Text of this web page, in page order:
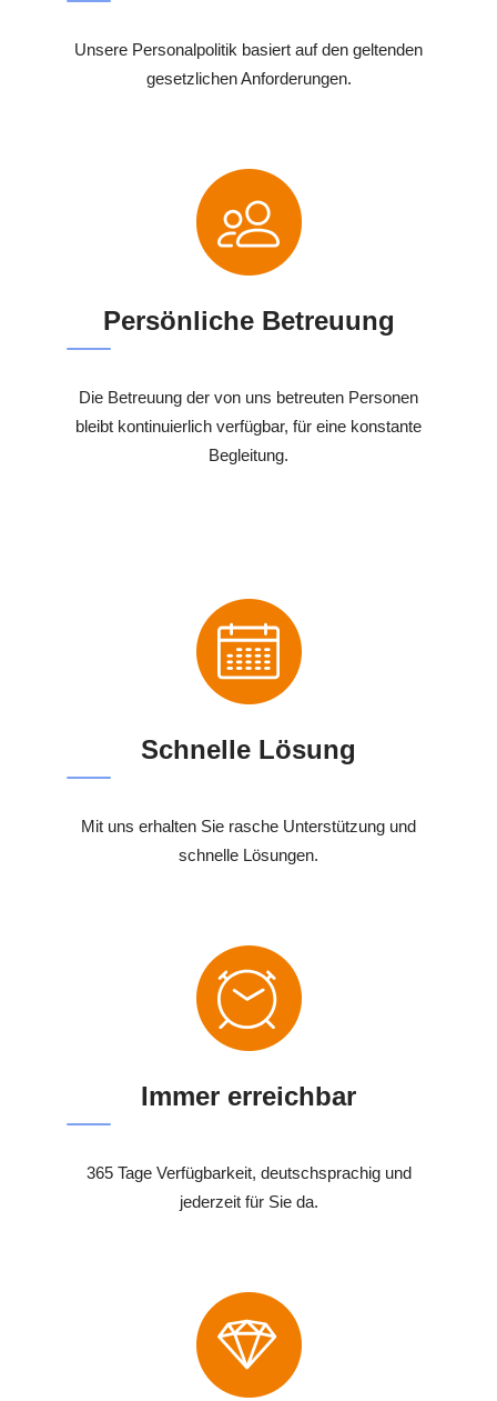
Unsere Personalpolitik basiert auf den geltenden
gesetzlichen Anforderungen.
Persönliche Betreuung
Die Betreuung der von uns betreuten Personen
bleibt kontinuierlich verfügbar, für eine konstante
Begleitung.
Schnelle Lösung
Mit uns erhalten Sie rasche Unterstützung und
schnelle Lösungen.
Immer erreichbar
365 Tage Verfügbarkeit, deutschsprachig und
jederzeit für Sie da.